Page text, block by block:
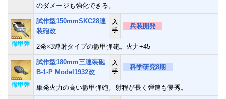
のダメージも強化できる。
徹甲弾
試作型150mmSKC28連
装砲改
入
手
兵装開発
2発×3連射タイプの徹甲弾砲。火力+45
徹甲弾
試作型180mm三連装砲
B-1-P Model1932改
入
手
科学研究8期
単発火力の高い徹甲弾砲。射程が長く弾速も優秀。